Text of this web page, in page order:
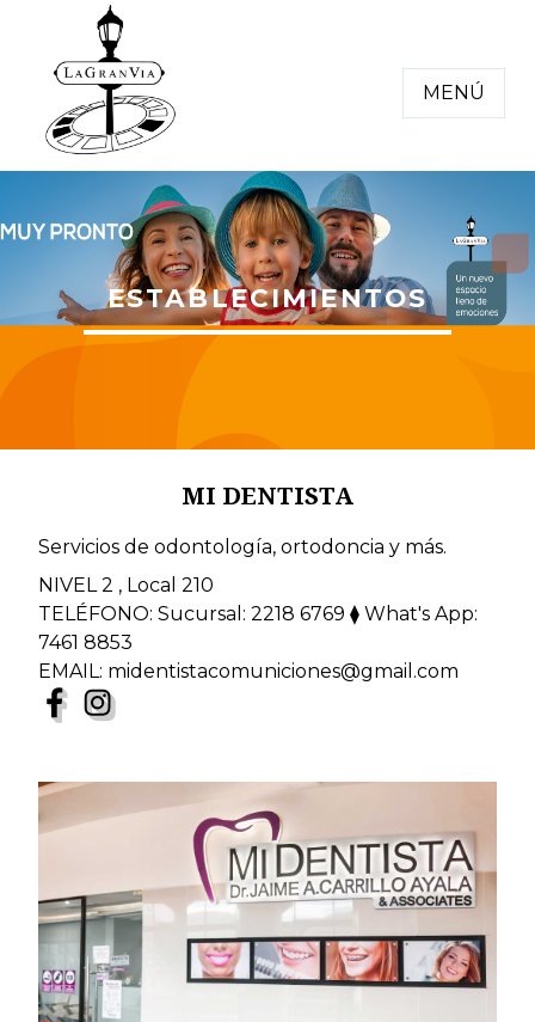
MENÚ
ESTABLECIMIENTOS
MI DENTISTA
Servicios de odontología, ortodoncia y más.
NIVEL 2 , Local 210
TELÉFONO: Sucursal: 2218 6769 ⧫ What's App:
7461 8853
EMAIL: midentistacomuniciones@gmail.com